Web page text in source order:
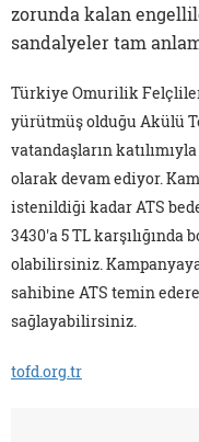
zorunda kalan
sandalyeler tam
Türkiye Omurilik
yürütmüş olduğu Akülü
vatandaşların
olarak devam ediyor.
istenildiği kadar ATS
3430'a 5 TL karşılığında
olabilirsiniz.
sahibine ATS temin
sağlayabilirsiniz.
tofd.org.tr